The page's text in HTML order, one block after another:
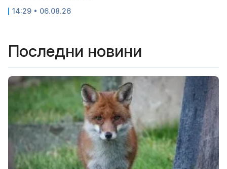
14:29 • 06.08.26
Последни новини